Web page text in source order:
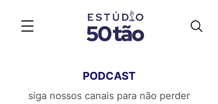
PODCAST
siga nossos canais para não perder